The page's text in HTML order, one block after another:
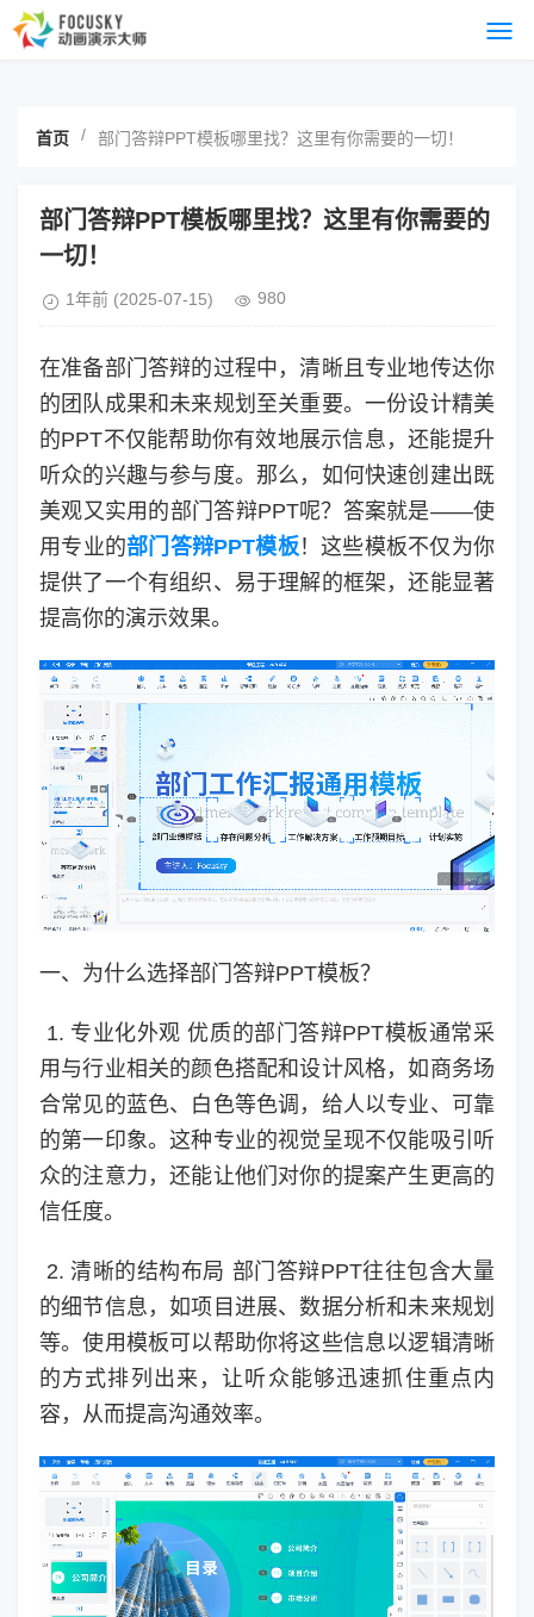
首页 / 部门答辩PPT模板哪里找？这里有你需要的一切！
部门答辩PPT模板哪里找？这里有你需要的
一切！
1年前 (2025-07-15) 980
在准备部门答辩的过程中，清晰且专业地传达你
的团队成果和未来规划至关重要。一份设计精美
的PPT不仅能帮助你有效地展示信息，还能提升
听众的兴趣与参与度。那么，如何快速创建出既
美观又实用的部门答辩PPT呢？答案就是——使
用专业的部门答辩PPT模板！这些模板不仅为你
提供了一个有组织、易于理解的框架，还能显著
提高你的演示效果。
一、为什么选择部门答辩PPT模板？
1. 专业化外观 优质的部门答辩PPT模板通常采
用与行业相关的颜色搭配和设计风格，如商务场
合常见的蓝色、白色等色调，给人以专业、可靠
的第一印象。这种专业的视觉呈现不仅能吸引听
众的注意力，还能让他们对你的提案产生更高的
信任度。
2. 清晰的结构布局 部门答辩PPT往往包含大量
的细节信息，如项目进展、数据分析和未来规划
等。使用模板可以帮助你将这些信息以逻辑清晰
的方式排列出来，让听众能够迅速抓住重点内
容，从而提高沟通效率。